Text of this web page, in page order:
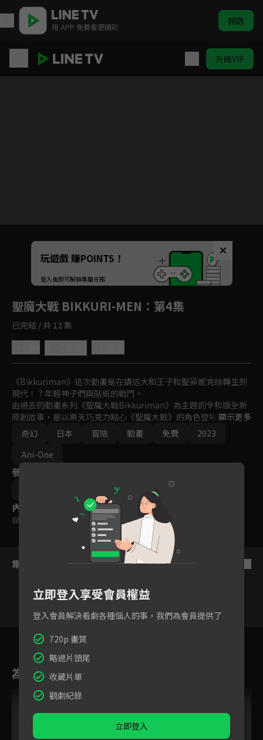
用 APP 免費看更精彩 開啟
升級VIP
Unmute
如有不便請見諒
玩遊戲 賺POINTS！
登入後即可解鎖專屬任務
聖魔大戰 BIKKURI-MEN ：第4集
已完結 / 共 12 集
《Bikkuriman》這次動畫是在講述大和王子和聖菲妮克絲轉生到
現代！？年輕神子們與貼紙的戰鬥。
由過去的動畫系列《聖魔大戰Bikkuriman》為主題的令和版全新
原創故事，是以樂天巧克力點心《聖魔大戰》的角色登場活躍的物
語。
顯示更多
奇幻
日本 冒險 動畫 免費
2023
Ani-One
參與演員
內容標籤
保護級
集數列表
為您推薦
立即登入享受會員權益
登入會員解決看劇各種惱人的事，我們為會員提供了
720p 畫質
略過片頭尾
收藏片單
觀劇紀錄
立即登入